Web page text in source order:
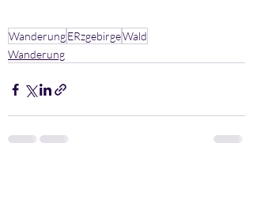
WanderungERzgebirgeWald
Wanderung